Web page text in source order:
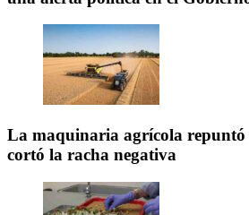
La maquinaria agrícola
cortó la racha negativa